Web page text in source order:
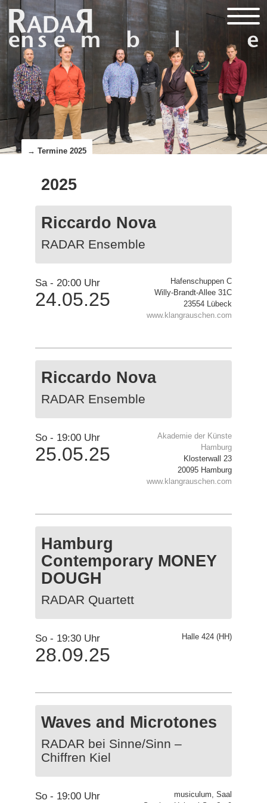
→ Termine 2025
2025
Riccardo Nova
RADAR Ensemble
Sa - 20:00 Uhr
24.05.25
Hafenschuppen C
Willy-Brandt-Allee 31C
23554 Lübeck
www.klangrauschen.com
Riccardo Nova
RADAR Ensemble
So - 19:00 Uhr
25.05.25
Akademie der Künste
Hamburg
Klosterwall 23
20095 Hamburg
www.klangrauschen.com
Hamburg
Contemporary MONEY
DOUGH
RADAR Quartett
So - 19:30 Uhr
28.09.25
Halle 424 (HH)
Waves and Microtones
RADAR bei Sinne/Sinn –
Chiffren Kiel
So - 19:00 Uhr
musiculum, Saal